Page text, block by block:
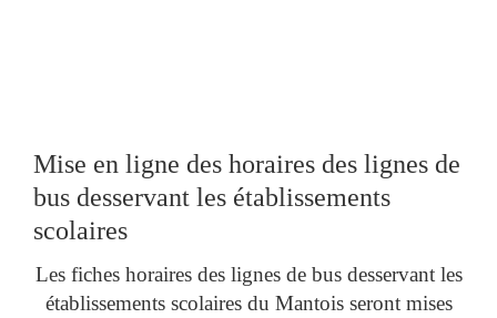
Mise en ligne des horaires des lignes de
bus desservant les établissements
scolaires
Les fiches horaires des lignes de bus desservant les
établissements scolaires du Mantois seront mises